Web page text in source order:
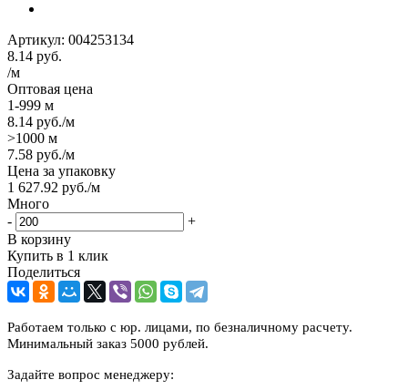
Артикул: 004253134
8.14 руб.
/м
Оптовая цена
1-999 м
8.14 руб./м
>1000 м
7.58 руб./м
Цена за упаковку
1 627.92 руб./м
Много
-
+
В корзину
Купить в 1 клик
Поделиться
Работаем только с юр. лицами, по безналичному расчету.
Минимальный заказ 5000 рублей.
Задайте вопрос менеджеру: